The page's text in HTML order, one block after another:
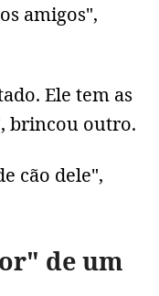
amigos",
Ele tem as
brincou outro.
cão dele",
de um